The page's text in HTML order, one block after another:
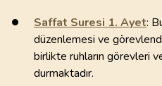
Saffat Suresi 1. Ayet:
düzenlemesi ve
birlikte ruhların görevleri
durmaktadır.